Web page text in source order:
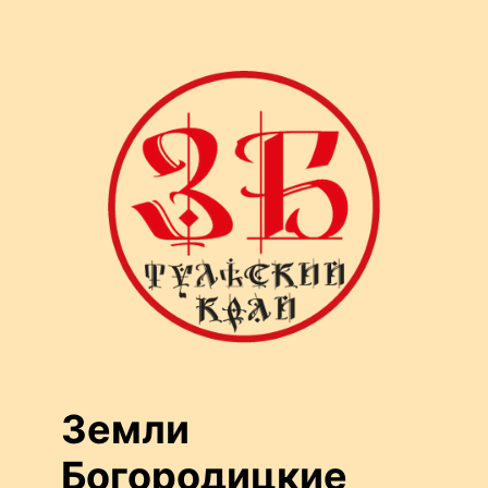
Земли
Богородицкие